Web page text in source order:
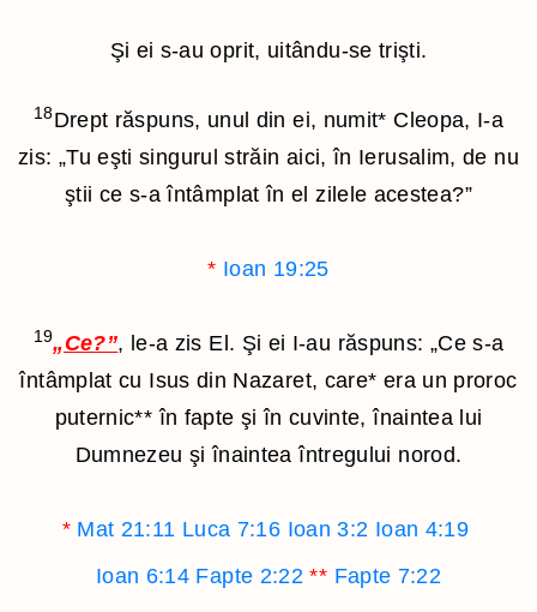
Şi ei s-au oprit, uitându-se trişti.
18Drept răspuns, unul din ei, numit* Cleopa, I-a
zis: „Tu eşti singurul străin aici, în Ierusalim, de nu
ştii ce s-a întâmplat în el zilele acestea?”
* Ioan 19:25
19„Ce?”, le-a zis El. Şi ei I-au răspuns: „Ce s-a
întâmplat cu Isus din Nazaret, care* era un proroc
puternic** în fapte şi în cuvinte, înaintea lui
Dumnezeu şi înaintea întregului norod.
* Mat 21:11 Luca 7:16 Ioan 3:2 Ioan 4:19
Ioan 6:14 Fapte 2:22 ** Fapte 7:22